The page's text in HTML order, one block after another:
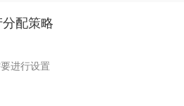
配策略
进行设置